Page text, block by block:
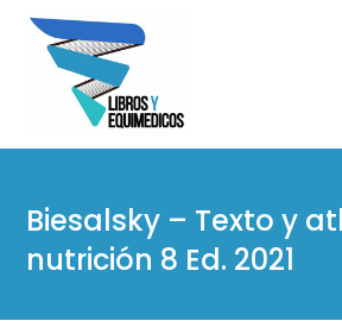
Biesalsky – Texto y
nutrición 8 Ed. 2021